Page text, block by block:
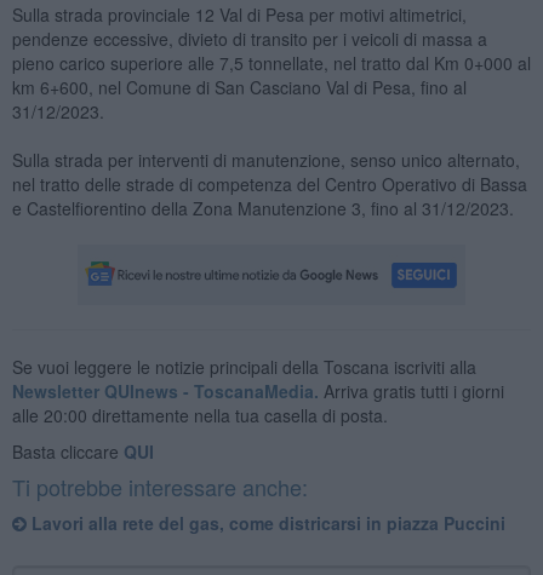
Sulla strada provinciale 12 Val di Pesa per motivi altimetrici,
pendenze eccessive, divieto di transito per i veicoli di massa a
pieno carico superiore alle 7,5 tonnellate, nel tratto dal Km 0+000 al
km 6+600, nel Comune di San Casciano Val di Pesa, fino al
31/12/2023.
Sulla strada per interventi di manutenzione, senso unico alternato,
nel tratto delle strade di competenza del Centro Operativo di Bassa
e Castelfiorentino della Zona Manutenzione 3, fino al 31/12/2023.
Se vuoi leggere le notizie principali della Toscana iscriviti alla
Newsletter QUInews - ToscanaMedia. Arriva gratis tutti i giorni
alle 20:00 direttamente nella tua casella di posta.
Basta cliccare QUI
Ti potrebbe interessare anche:
Lavori alla rete del gas, come districarsi in piazza Puccini